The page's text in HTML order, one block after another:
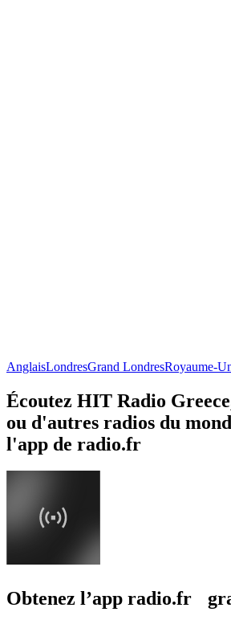
AnglaisLondresGrand LondresRoyaume-
Écoutez HIT Radio
ou d'autres radios du
l'app de radio.fr
Obtenez l’app radio.fr